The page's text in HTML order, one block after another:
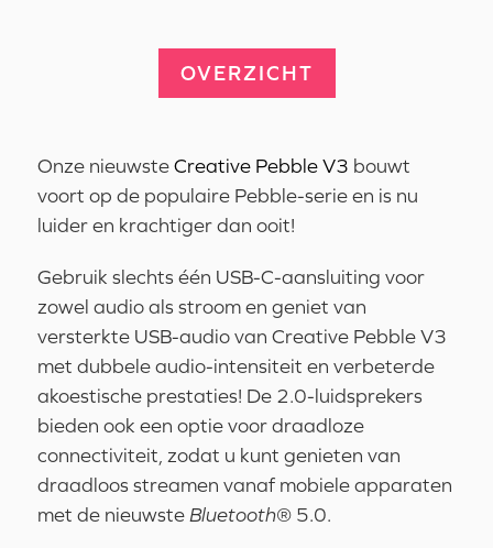
OVERZICHT
Onze nieuwsteCreative Pebble V3 bouwt
voort op de populaire Pebble-serie en is nu
luider en krachtiger dan ooit!
Gebruik slechts één USB-C-aansluiting voor
zowel audio als stroom en geniet van
versterkte USB-audio van Creative Pebble V3
met dubbele audio-intensiteit en verbeterde
akoestische prestaties! De 2.0-luidsprekers
bieden ook een optie voor draadloze
connectiviteit, zodat u kunt genieten van
draadloos streamen vanaf mobiele apparaten
met de nieuwste Bluetooth® 5.0.